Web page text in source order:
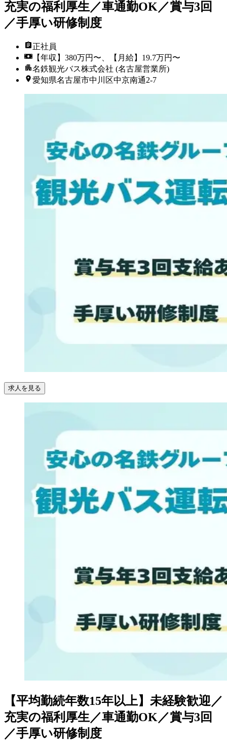
充実の福利厚生／車通勤OK／賞与3回
／手厚い研修制度
正社員
【年収】380万円〜、【月給】19.7万円〜
名鉄観光バス株式会社 (名古屋営業所)
愛知県名古屋市中川区中京南通2-7
求人を見る
【平均勤続年数15年以上】未経験歓迎／
充実の福利厚生／車通勤OK／賞与3回
／手厚い研修制度